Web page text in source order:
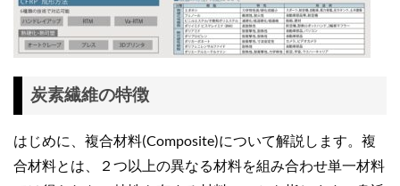
炭素繊維の特徴
はじめに、複合材料(Composite)について解説します。複
合材料とは、２つ以上の異なる材料を組み合わせ単一材料